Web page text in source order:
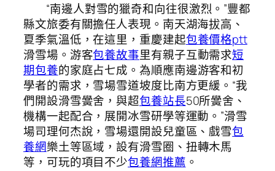
“南邊人對雪的獵奇和向往很激烈。”豐都
縣文旅委有關擔任人表現。南天湖海拔高、
夏季氣溫低，在這里，重慶建起包養價格ptt
滑雪場。游客包養故事里有親子互動需求短
期包養的家庭占七成。為順應南邊游客和初
學者的需求，雪場雪道坡度比南方更緩。“我
們開設滑雪黌舍，與超包養站長50所黌舍、
機構一起配合，展開冰雪研學等運動。”滑雪
場司理何杰說，雪場還開設兒童區、戲雪包
養網樂土等區域，設有滑雪圈、扭轉木馬
等，可玩的項目不少包養網推薦 。